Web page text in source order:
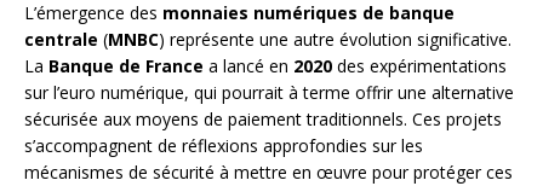
L’émergence des monnaies numériques de banque
centrale (MNBC) représente une autre évolution significative.
La Banque de France a lancé en 2020 des expérimentations
sur l’euro numérique, qui pourrait à terme offrir une alternative
sécurisée aux moyens de paiement traditionnels. Ces projets
s’accompagnent de réflexions approfondies sur les
mécanismes de sécurité à mettre en œuvre pour protéger ces